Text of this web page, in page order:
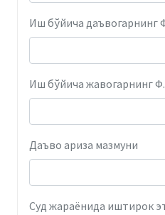
Иш бўйича даъвогарнинг
Иш бўйича жавогарнинг
Даъво ариза мазмуни
Суд жараёнида иштирок